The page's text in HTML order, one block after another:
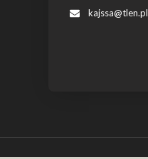
kajssa@tlen.pl